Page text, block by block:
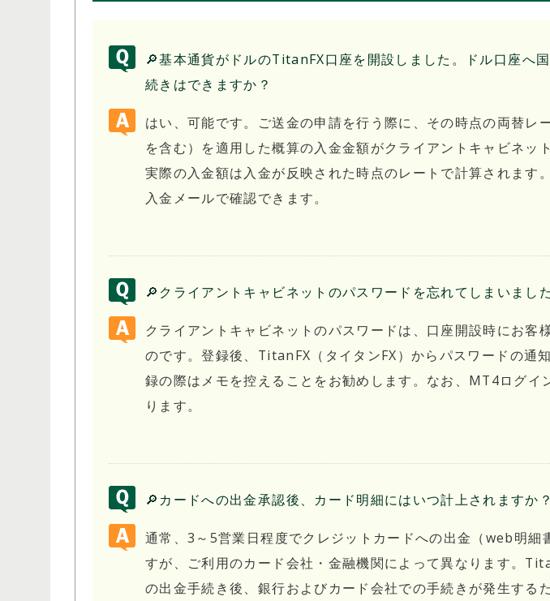
🔎基本通貨がドルのTitanFX口座を開設しました。ドル口座へ
続きはできますか？
はい、可能です。ご送金の申請を行う際に、その時点の両替レ
を含む）を適用した概算の入金金額がクライアントキャビネッ
実際の入金額は入金が反映された時点のレートで計算されます
入金メールで確認できます。
🔎クライアントキャビネットのパスワードを忘れてしまいました
クライアントキャビネットのパスワードは、口座開設時にお客
のです。登録後、TitanFX（タイタンFX）からパスワードの通
録の際はメモを控えることをお勧めします。なお、MT4ログイ
ります。
🔎カードへの出金承認後、カード明細にはいつ計上されますか？
通常、3～5営業日程度でクレジットカードへの出金（web明細
すが、ご利用のカード会社・金融機関によって異なります。
の出金手続き後、銀行およびカード会社での手続きが発生するた